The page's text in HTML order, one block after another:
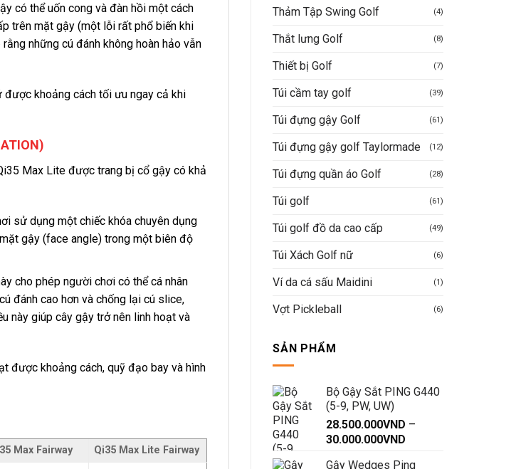
Thảm Tập Swing Golf (4)
Thắt lưng Golf (8)
Thiết bị Golf (7)
Túi cầm tay golf (39)
Túi đựng gậy Golf (61)
Túi đựng gậy golf Taylormade (12)
Túi đựng quần áo Golf (28)
Túi golf (61)
Túi golf đồ da cao cấp (49)
Túi Xách Golf nữ (6)
Ví da cá sấu Maidini (1)
Vợt Pickleball (6)
SẢN PHẨM
Bộ Gậy Sắt PING G440
(5-9, PW, UW)
28.500.000VND –
30.000.000VND
Gậy Wedges Ping
có thể uốn cong và đàn hồi một cách
trên mặt gậy (một lỗi rất phổ biến khi
những cú đánh không hoàn hảo vẫn
được khoảng cách tối ưu ngay cả khi
Max Lite được trang bị cổ gậy có khả
sử dụng một chiếc khóa chuyên dụng
gậy (face angle) trong một biên độ
cho phép người chơi có thể cá nhân
đánh cao hơn và chống lại cú slice,
này giúp cây gậy trở nên linh hoạt và
được khoảng cách, quỹ đạo bay và hình
Max Fairway
Qi35 Max Lite Fairway